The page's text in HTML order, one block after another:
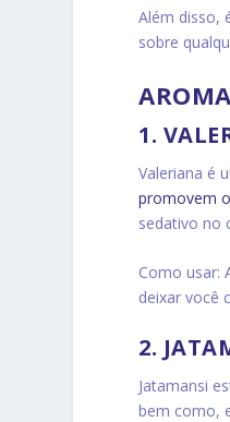
Além disso,
sobre
1.
Valeriana é
promovem
sedativo no
Como usar:
deixar você
2.
Jatamansi
bem como,